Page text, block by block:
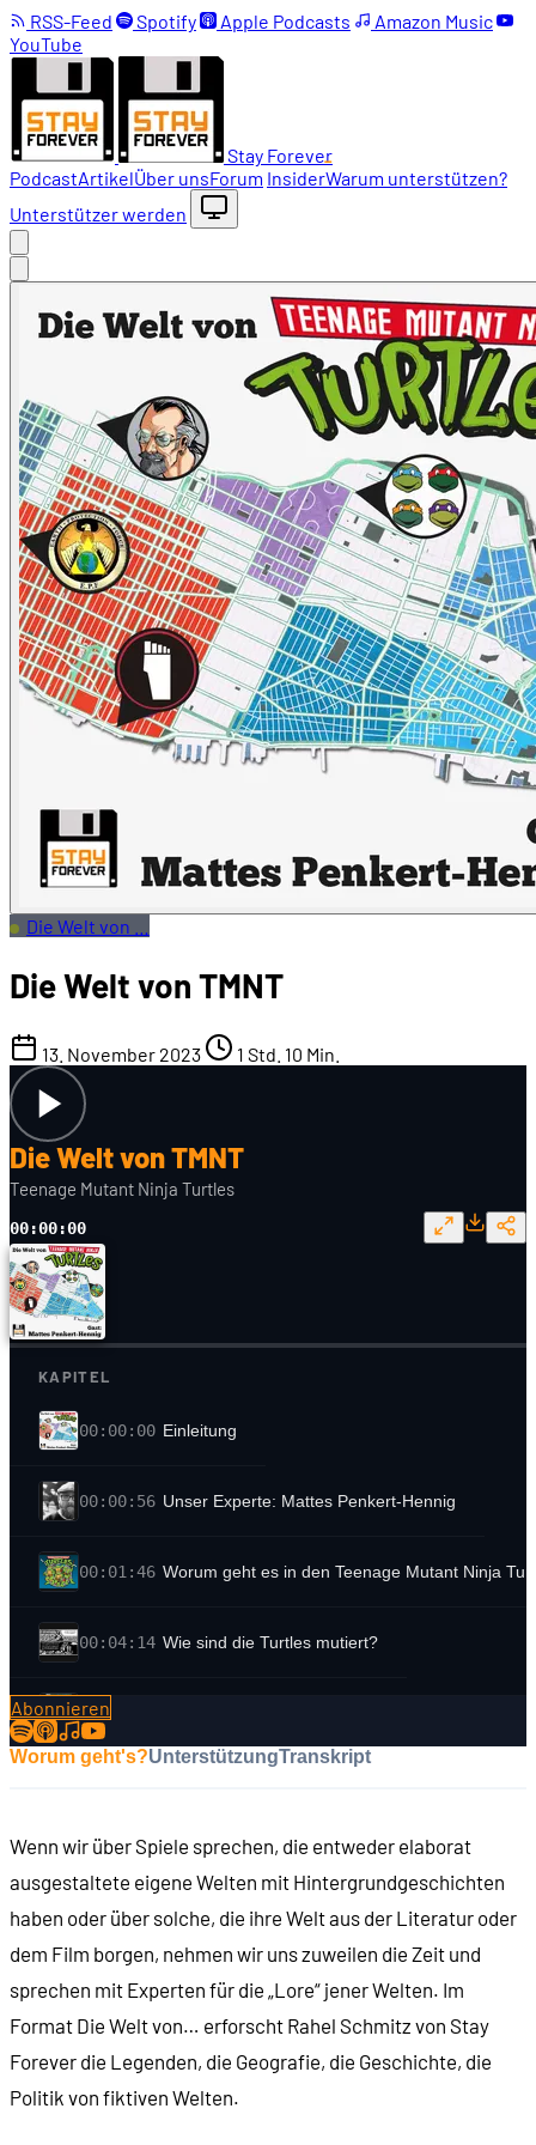
RSS-Feed Spotify Apple Podcasts
Amazon Music
YouTube
Stay Forever
PodcastArtikelÜber unsForum InsiderWarum unterstützen?
Unterstützer werden
Die Welt von …
Die Welt von TMNT
13. November 2023 1 Std. 10 Min.
Die Welt von TMNT
Teenage Mutant Ninja Turtles
00:00:00
KAPITEL
00:00:00 Einleitung
00:00:56 Unser Experte: Mattes Penkert-Hennig
00:01:46 Worum geht es in den Teenage Mutant Ninja
00:04:14 Wie sind die Turtles mutiert?
00:07:11
00:12:27 Die Waffen und der Japan-Bezug
00:15:44 Wieso heißen die Turtles wie Künstler?
00:16:48 Die Menschen: April und Casey
00:20:02 Die Gegenspieler der Turtles: Shredder ...
Abonnieren
Worum geht's?UnterstützungTranskript
Wenn wir über Spiele sprechen, die entweder elaborat
ausgestaltete eigene Welten mit Hintergrundgeschichten
haben oder über solche, die ihre Welt aus der Literatur oder
dem Film borgen, nehmen wir uns zuweilen die Zeit und
sprechen mit Experten für die „Lore“ jener Welten. Im
Format Die Welt von… erforscht Rahel Schmitz von Stay
Forever die Legenden, die Geografie, die Geschichte, die
Politik von fiktiven Welten.